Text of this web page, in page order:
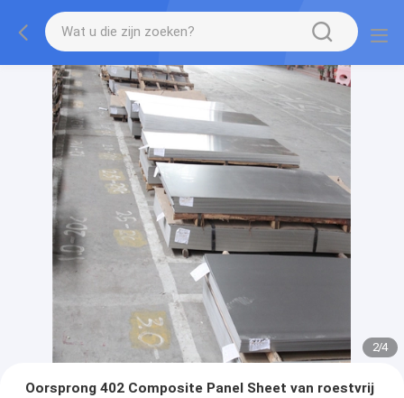
2/4
Oorsprong 402 Composite Panel Sheet van roestvrij